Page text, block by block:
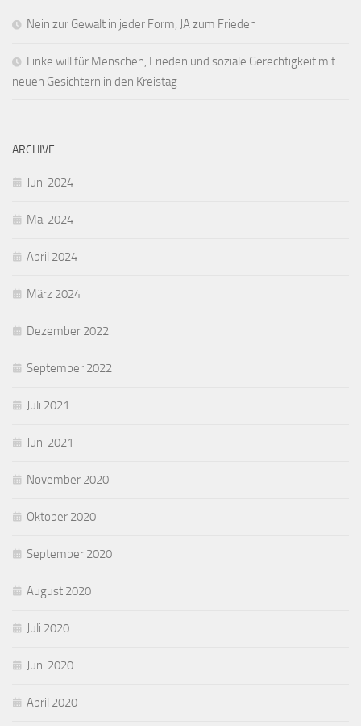
Nein zur Gewalt in jeder Form, JA zum Frieden
Linke will für Menschen, Frieden und soziale Gerechtigkeit mit
neuen Gesichtern in den Kreistag
ARCHIVE
Juni 2024
Mai 2024
April 2024
März 2024
Dezember 2022
September 2022
Juli 2021
Juni 2021
November 2020
Oktober 2020
September 2020
August 2020
Juli 2020
Juni 2020
April 2020